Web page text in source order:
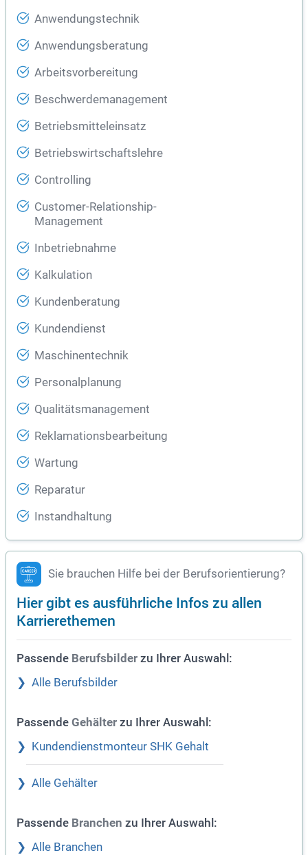
Anwendungstechnik
Anwendungsberatung
Arbeitsvorbereitung
Beschwerdemanagement
Betriebsmitteleinsatz
Betriebswirtschaftslehre
Controlling
Customer-Relationship-
Management
Inbetriebnahme
Kalkulation
Kundenberatung
Kundendienst
Maschinentechnik
Personalplanung
Qualitätsmanagement
Reklamationsbearbeitung
Wartung
Reparatur
Instandhaltung
Sie brauchen Hilfe bei der Berufsorientierung?
Hier gibt es ausführliche Infos zu allen
Karrierethemen
Passende Berufsbilder zu Ihrer Auswahl:
Alle Berufsbilder
Passende Gehälter zu Ihrer Auswahl:
Kundendienstmonteur SHK Gehalt
Alle Gehälter
Passende Branchen zu Ihrer Auswahl:
Alle Branchen